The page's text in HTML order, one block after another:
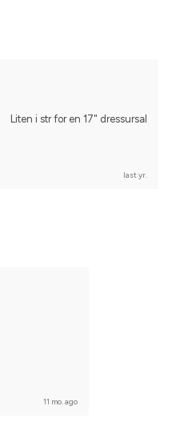
Liten i str for en 17" dressursal
last yr.
11 mo. ago